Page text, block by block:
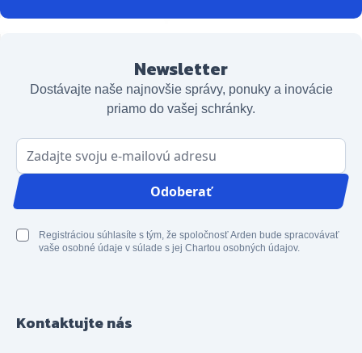
Newsletter
Dostávajte naše najnovšie správy, ponuky a inovácie
priamo do vašej schránky.
E-mailová adresa
Odoberať
Registráciou súhlasíte s tým, že spoločnosť Arden bude spracovávať
vaše osobné údaje v súlade s jej Chartou osobných údajov.
Kontaktujte nás